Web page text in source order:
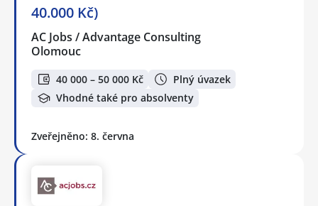
40.000 Kč)
AC Jobs / Advantage Consulting
Olomouc
40 000 – 50 000 Kč
Plný úvazek
Vhodné také pro absolventy
Zveřejněno: 8. června